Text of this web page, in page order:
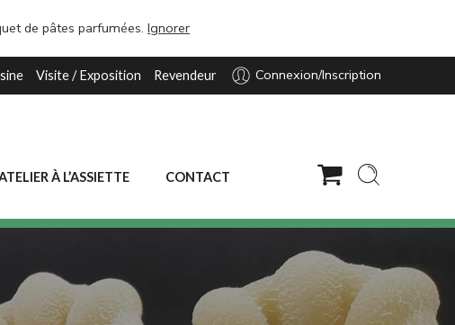
de pâtes parfumées. Ignorer
Visite / Exposition Revendeur Connexion/Inscription
À L’ASSIETTE CONTACT